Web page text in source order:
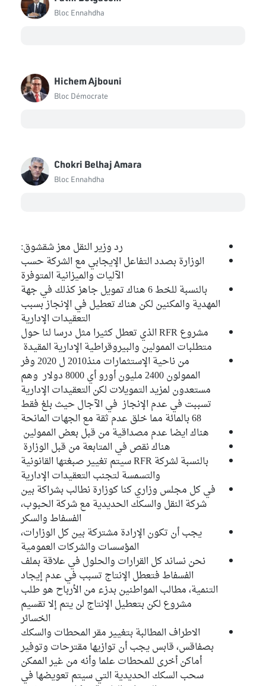
Bloc Ennahdha
Hichem Ajbouni
Bloc Démocrate
Chokri Belhaj Amara
Bloc Ennahdha
رد وزير النقل معز شقشوق:
الوزارة بصدد التفاعل الإيجابي مع الشركة حسب
الآليات والميزانية المتوفرة
بالنسبة للخط 6 هناك تمويل جاهز كذلك في جهة
المهدية والمكنين لكن هناك تعطيل في الإنجاز بسبب
التعقيدات الإدارية
مشروع RFR الذي تعطل كثيرا مثل درسا لنا حول
متطلبات الممولين والبيروقراطية الإدارية المقيدة
من ناحية الإستثمارات منذ2010 ل 2020 وفر
الممولون 2400 مليون أورو أي 8000 دولار وهم
مستعدون لمزيد التمويلات لكن التعقيدات الإدارية
تسببت في عدم الإنجاز في الآجال حيث بلغ فقط
68 بالمائة مما خلق عدم ثقة مع الجهات المانحة
هناك ايضا عدم مصداقية من قبل بعض الممولين
هناك نقص في المتابعة من قبل الوزارة
بالنسبة لشركة RFR سيتم تغيير صبغتها القانونية
والتسمسة لتجنب التعقيدات الإدارية
في كل مجلس وزاري كنا كوزارة نطالب بشراكة بين
شركة النقل والسكك الحديدية مع شركة الحبوب،
الفسفاط والسكر
يجب أن تكون الإرادة مشتركة بين كل الوزارات،
المؤسسات والشركات العمومية
نحن نساند كل القرارات والحلول في علاقة بملف
الفسفاط فتعطل الإنتاج تسبب في عدم إيجاد
التنمية، مطالب المواطنين بدزء من الأرباح هو طلب
مشروع لكن بتعطيل الإنتاج لن يتم إلا تقسيم
الخسائر
الاطراف المطالبة بتغيير مقر المحطات والسكك
بصفاقس، قابس يجب أن توازيها مقترحات وتوفير
أماكن أخرى للمحطات علما وأنه من غير الممكن
سحب السكك الحديدية التي سيتم تعويضها في